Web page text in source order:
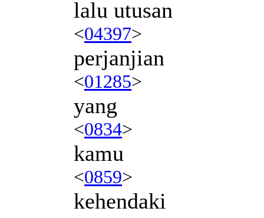
lalu utusan
<04397>
perjanjian
<01285>
yang
<0834>
kamu
<0859>
kehendaki